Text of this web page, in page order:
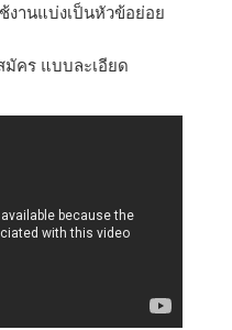
านแบ่งเป็นหัวข้อย่อย
คร แบบละเอียด